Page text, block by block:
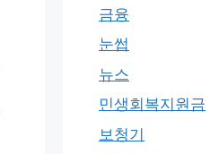
금융
눈썹
뉴스
민생회복지원금
보청기